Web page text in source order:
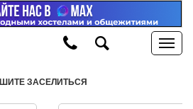
ЗАСЕЛИТЬСЯ